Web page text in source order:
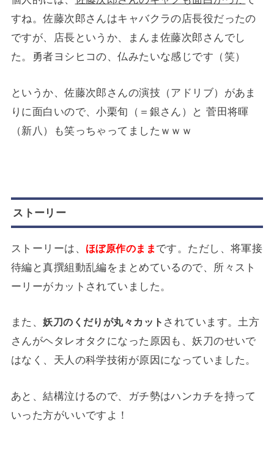
すね。佐藤次郎さんはキャバクラの店長役だったの
ですが、店長というか、まんま佐藤次郎さんでし
た。勇者ヨシヒコの、仏みたいな感じです（笑）
というか、佐藤次郎さんの演技（アドリブ）があま
りに面白いので、小栗旬（＝銀さん）と 菅田将暉
（新八）も笑っちゃってましたｗｗｗ
ストーリー
ストーリーは、 ほぼ原作のまま です。ただし、将軍接
待編と真撰組動乱編をまとめているので、所々スト
ーリーがカットされていました。
また、妖刀のくだりが丸々カット されています。土方
さんがヘタレオタクになった原因も、妖刀のせいで
はなく、天人の科学技術が原因になっていました。
あと、結構泣けるので、ガチ勢はハンカチを持って
いった方がいいですよ！